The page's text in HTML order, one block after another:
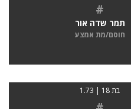
#
תמר שדה אור
חוסם/מת אמצע
בת 18 | 1.73